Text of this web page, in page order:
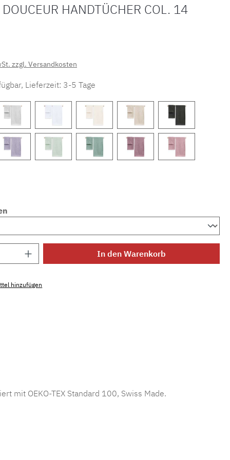
HANDTÜCHER COL. 14
zzgl. Versandkosten
Lieferzeit: 3-5 Tage
Anzahl: Gib den gewünschten Wert ein
In den Warenkorb
hinzufügen
mit OEKO-TEX Standard 100, Swiss Made.